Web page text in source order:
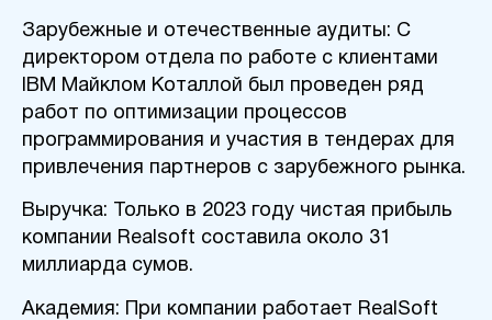
Зарубежные и отечественные аудиты: С
директором отдела по работе с клиентами
IBM Майклом Коталлой был проведен ряд
работ по оптимизации процессов
программирования и участия в тендерах для
привлечения партнеров с зарубежного рынка.
Выручка: Только в 2023 году чистая прибыль
компании Realsoft составила около 31
миллиарда сумов.
Академия: При компании работает RealSoft